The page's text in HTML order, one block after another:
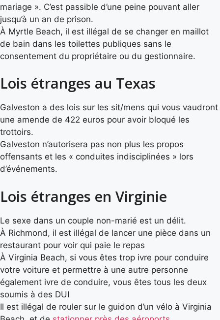
mariage ». C’est passible d’une peine pouvant aller
jusqu’à un an de prison.
À Myrtle Beach, il est illégal de se changer en maillot
de bain dans les toilettes publiques sans le
consentement du propriétaire ou du gestionnaire.
Lois étranges au Texas
Galveston a des lois sur les sit/mens qui vous vaudront
une amende de 422 euros pour avoir bloqué les
trottoirs.
Galveston n’autorisera pas non plus les propos
offensants et les « conduites indisciplinées » lors
d’événements.
Lois étranges en Virginie
Le sexe dans un couple non-marié est un délit.
À Richmond, il est illégal de lancer une pièce dans un
restaurant pour voir qui paie le repas
À Virginia Beach, si vous êtes trop ivre pour conduire
votre voiture et permettre à une autre personne
également ivre de conduire, vous êtes tous les deux
soumis à des DUI
Il est illégal de rouler sur le guidon d’un vélo à Virginia